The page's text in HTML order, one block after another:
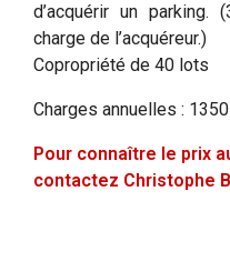
d’acquérir un parking.
charge de l’acquéreur.)
Copropriété de 40 lots
Charges annuelles :
Pour connaître le prix
contactez Christophe